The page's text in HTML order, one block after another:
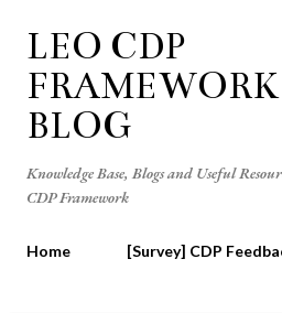
LEO CDP
FRAMEWORK
BLOG
Knowledge Base, Blogs and Useful
CDP Framework
Home [Survey] CDP